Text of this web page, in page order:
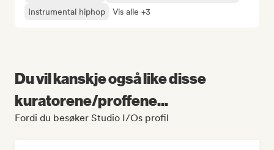
Instrumental hiphop
Vis alle +3
Du vil kanskje også like disse
kuratorene/proffene...
Fordi du besøker Studio I/Os profil